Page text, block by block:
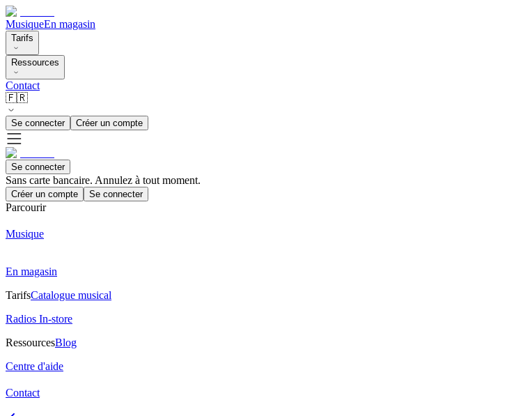
MusiqueEn magasin
Tarifs
Ressources
Contact
🇫🇷
Se connecter Créer un compte
Se connecter
Sans carte bancaire. Annulez à tout moment.
Créer un compte Se connecter
Parcourir
Musique
En magasin
TarifsCatalogue musical
Radios In-store
RessourcesBlog
Centre d'aide
Contact